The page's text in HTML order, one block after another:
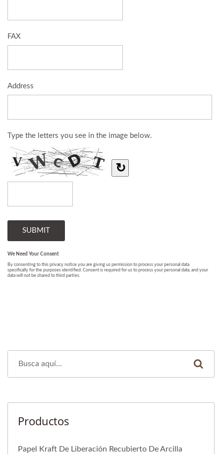
Productos
Papel Kraft De Liberación Recubierto De Arcilla